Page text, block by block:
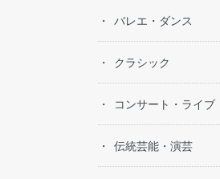
バレエ・ダンス
クラシック
コンサート・ライブ
伝統芸能・演芸